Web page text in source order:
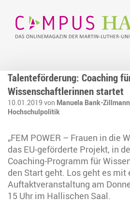
Talenteförderung: Coaching
Wissenschaftlerinnen startet
10.01.2019 von Manuela Bank-Zillmann
Hochschulpolitik
„FEM POWER – Frauen in die
das EU-geförderte Projekt, in
Coaching-Programm für
den Start geht. Los geht es mit
Auftaktveranstaltung am
15 Uhr im Hallischen Saal.